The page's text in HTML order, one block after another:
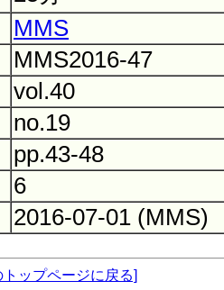
MMS
MMS2016-47
vol.40
no.19
pp.43-48
6
2016-07-01 (MMS)
ップページに戻る]